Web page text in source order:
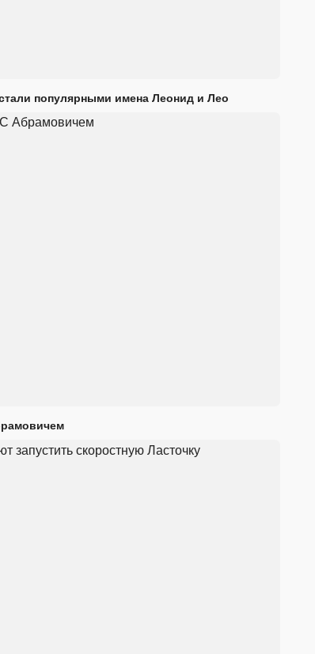
популярными имена Леонид и Лео